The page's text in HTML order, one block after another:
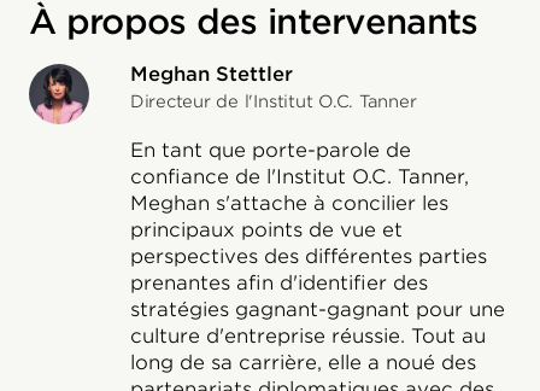
À propos des intervenants
Meghan Stettler
Directeur de l'Institut O.C. Tanner
En tant que porte-parole de
confiance de l'Institut O.C. Tanner,
Meghan s'attache à concilier les
principaux points de vue et
perspectives des différentes parties
prenantes afin d'identifier des
stratégies gagnant-gagnant pour une
culture d'entreprise réussie. Tout au
long de sa carrière, elle a noué des